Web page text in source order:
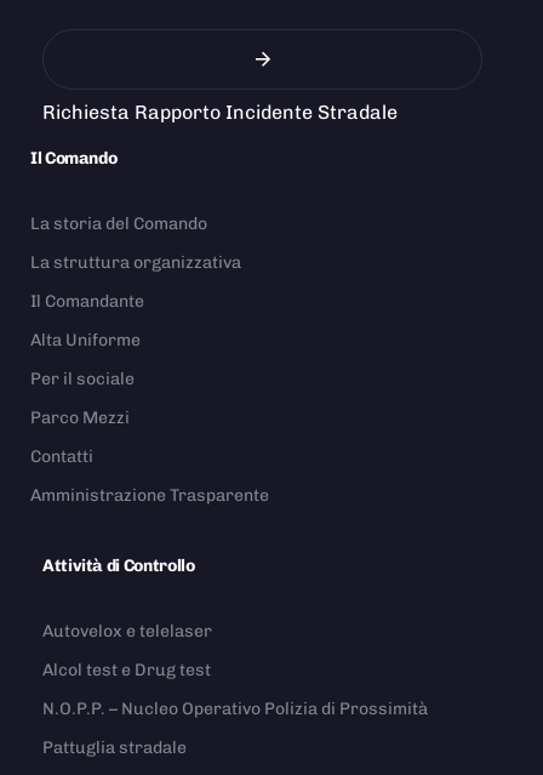
Richiesta Rapporto Incidente Stradale
Il Comando
La storia del Comando
La struttura organizzativa
Il Comandante
Alta Uniforme
Per il sociale
Parco Mezzi
Contatti
Amministrazione Trasparente
Attività di Controllo
Autovelox e telelaser
Alcol test e Drug test
N.O.P.P. – Nucleo Operativo Polizia di Prossimità
Pattuglia stradale